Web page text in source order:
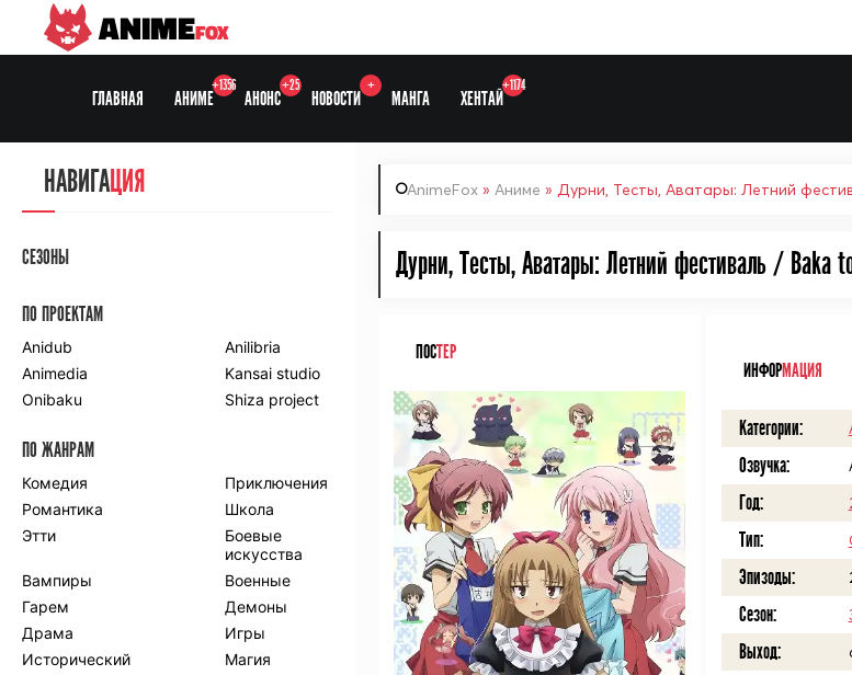
Выберите
ANIMEFOX
ГЛАВНАЯ АНИМЕ
+1356
АНОНС
+25
НОВОСТИ
+
МАНГА ХЕНТАЙ
+1174
AnimeFox » Аниме » Дурни, Тесты, Аватары: Летний
Дурни, Тесты, Аватары: Летний фестиваль / Baka
ПОСТЕР
ИНФОРМАЦИЯ
Категории:
Озвучка:
Год:
Тип:
Эпизоды:
Сезон:
Выход:
НАВИГАЦИЯ
СЕЗОНЫ
ПО ПРОЕКТАМ
Anidub
Anilibria
Animedia
Kansai studio
Onibaku
Shiza project
ПО ЖАНРАМ
Комедия
Приключения
Романтика
Школа
Этти
Боевые
искусства
Вампиры
Военные
Гарем
Демоны
Драма
Игры
Исторический
Магия